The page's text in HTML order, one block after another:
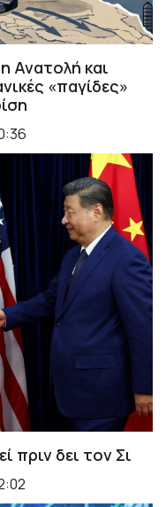
Ανατολή και
«παγίδες»
πριν δει τον Σι